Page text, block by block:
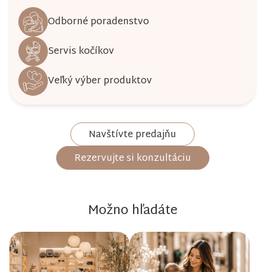
Odborné poradenstvo
Servis kočíkov
Veľký výber produktov
Navštívte predajňu
Rezervujte si konzultáciu
Možno hľadáte